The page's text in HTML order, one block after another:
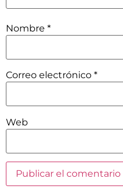
Nombre *
Correo electrónico *
Web